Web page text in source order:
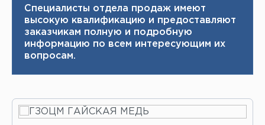
Специалисты отдела продаж имеют
высокую квалификацию и ​ предоставляют
заказчикам полную и подробную
информацию по всем интересующим их
вопросам.